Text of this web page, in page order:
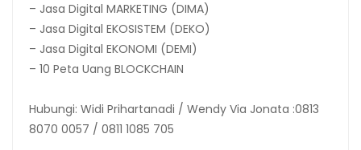
– Jasa Digital MARKETING (DIMA)
– Jasa Digital EKOSISTEM (DEKO)
– Jasa Digital EKONOMI (DEMI)
– 10 Peta Uang BLOCKCHAIN
Hubungi: Widi Prihartanadi / Wendy Via Jonata :0813
8070 0057 / 0811 1085 705